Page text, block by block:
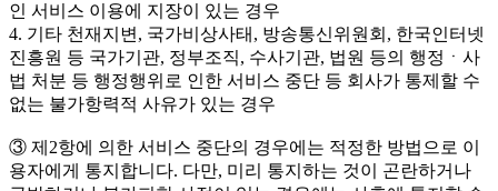
인 서비스 이용에 지장이 있는 경우
4. 기타 천재지변, 국가비상사태, 방송통신위원회, 한국인터넷
진흥원 등 국가기관, 정부조직, 수사기관, 법원 등의 행정ㆍ사
법 처분 등 행정행위로 인한 서비스 중단 등 회사가 통제할 수
없는 불가항력적 사유가 있는 경우
③ 제2항에 의한 서비스 중단의 경우에는 적정한 방법으로 이
용자에게 통지합니다. 다만, 미리 통지하는 것이 곤란하거나